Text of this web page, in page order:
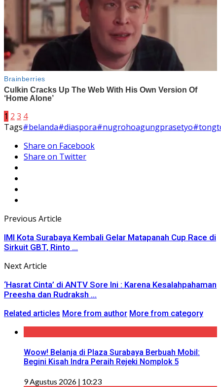
1 2 3 4
Tags#belanda#diaspora#nugrohoagungprasetyo
Share on Facebook
Share on Twitter
Previous Article
IMI Kota Surabaya Kembali Gelar Matapanah Cup Race di
Sirkuit GBT, Rinto ...
Next Article
‘Hasrat Cinta’ di ANTV Sore Ini : Karena Kesalahpahaman
Preesha dan Rudraksh ...
Related articles More from author More from category
Woow! Belanja di Plaza Surabaya Berbuah Mobil:
Begini Kisah Indra Peraih Rejeki Nomplok 5
9 Agustus 2026 | 10:23